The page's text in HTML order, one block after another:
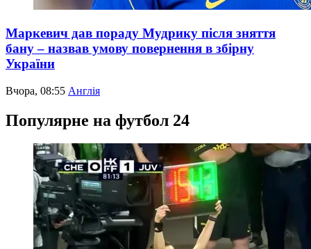
Маркевич дав пораду Мудрику після зняття
бану – назвав умову повернення в збірну
України
Вчора, 08:55 Англія
Популярне на футбол 24